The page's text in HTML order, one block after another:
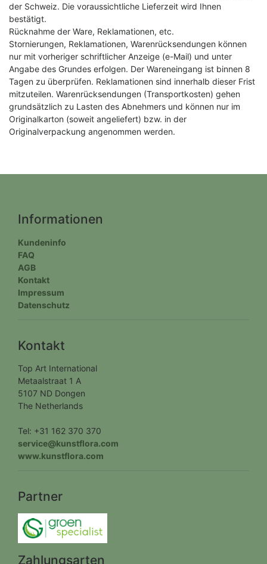
der Schweiz. Die voraussichtliche Lieferzeit wird Ihnen
bestätigt.
Rücknahme der Ware, Reklamationen, etc.
Stornierungen, Reklamationen, Warenrücksendungen können
nur mit vorheriger schriftlicher Anzeige (e-Mail) und unter
Angabe des Grundes erfolgen. Der Wareneingang ist binnen 8
Tagen zu überprüfen. Reklamationen sind innerhalb dieser Frist
mitzuteilen. Warenrücksendungen (Transportkosten) gehen
grundsätzlich zu Lasten des Abnehmers und können nur im
Originalkarton (soweit angeliefert) bzw. in der
Originalverpackung angenommen werden.
Informationen
Kundeninfo
FAQ
AGB
Kontakt
Impressum
Datenschutz
Kontakt
Top Art International
Metaalstraat 1 A
5107 ND Dongen
The Netherlands
Tel: +31 162 370 370
service@kunstflora.com
www.kunstflora.com
Partner
Zahlungsarten